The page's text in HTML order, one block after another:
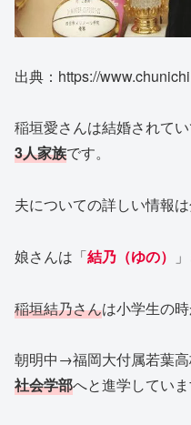
出典：https://
稲垣愛さんは結婚されてい
3人家族です。
夫についての詳しい情報は
娘さんは「結乃（ゆの）
稲垣結乃さんは小学生の
朝明中→福岡大付属若葉
社会学部へと進学していま